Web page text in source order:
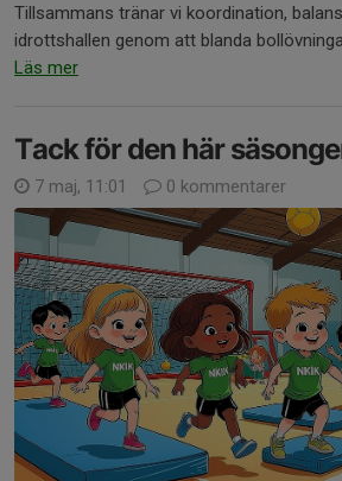
Tillsammans tränar vi koordination,
idrottshallen genom att blanda
Läs mer
Tack för den här
7 maj, 11:01 0 kommentarer